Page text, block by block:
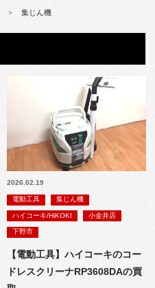
> 集じん機
2026.02.19
電動工具 集じん機
ハイコーキ/HiKOKI 小金井店
下野市
【電動工具】ハイコーキのコー
ドレスクリーナRP3608DAの買